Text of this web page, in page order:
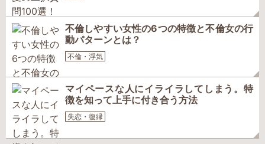
不倫しやすい女性の6つの特徴と不倫女の行
動パターンとは？
不倫・浮気
マイペースな人にイライラしてしまう。特
徴を知って上手に付き合う方法
失恋・復縁